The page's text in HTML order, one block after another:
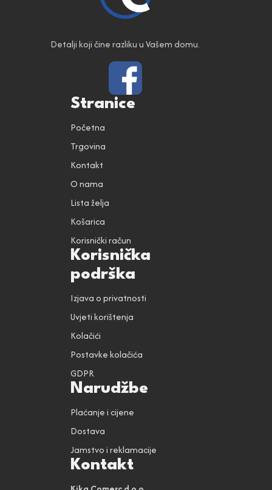
Detalji koji čine razliku u Vašem domu.
Stranice
Početna
Trgovina
Kontakt
O nama
Lista želja
Košarica
Korisnički račun
Korisnička
podrška
Izjava o privatnosti
Uvjeti korištenja
Kolačići
Postavke kolačića
GDPR
Narudžbe
Plaćanje i cijene
Dostava
Jamstvo i reklamacije
Kontakt